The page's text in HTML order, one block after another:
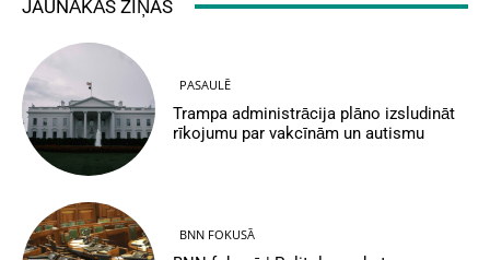
JAUNĀKĀS ZIŅAS
PASAULĒ
Trampa administrācija plāno izsludināt
rīkojumu par vakcīnām un autismu
BNN FOKUSĀ